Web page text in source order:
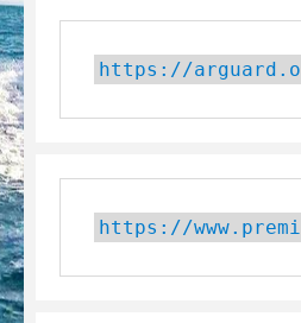
https://
https://